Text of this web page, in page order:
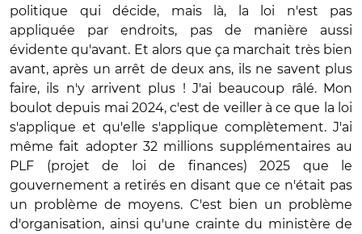
politique qui décide, mais là, la loi n'est pas
appliquée par endroits, pas de manière aussi
évidente qu'avant. Et alors que ça marchait très bien
avant, après un arrêt de deux ans, ils ne savent plus
faire, ils n'y arrivent plus ! J'ai beaucoup râlé. Mon
boulot depuis mai 2024, c'est de veiller à ce que la loi
s'applique et qu'elle s'applique complètement. J'ai
même fait adopter 32 millions supplémentaires au
PLF (projet de loi de finances) 2025 que le
gouvernement a retirés en disant que ce n'était pas
un problème de moyens. C'est bien un problème
d'organisation, ainsi qu'une crainte du ministère de